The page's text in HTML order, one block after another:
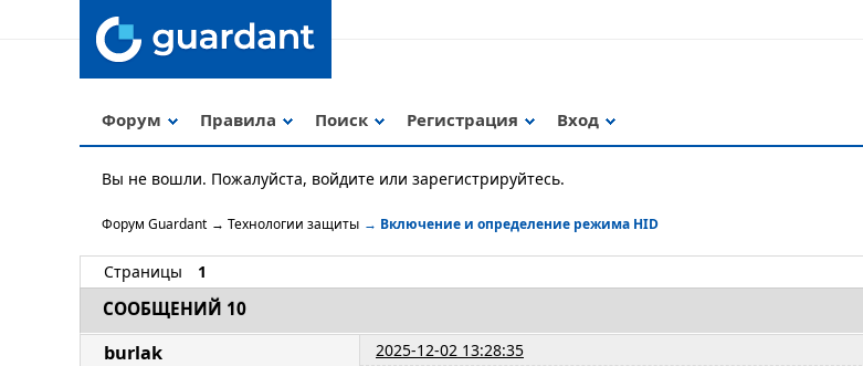
Форум Правила Поиск Регистрация Вход
Вы не вошли. Пожалуйста, войдите или зарегистрируйтесь.
Форум Guardant → Технологии защиты → Включение и определение режима HID
Страницы 1
СООБЩЕНИЙ 10
burlak
2025-12-02 13:28:35